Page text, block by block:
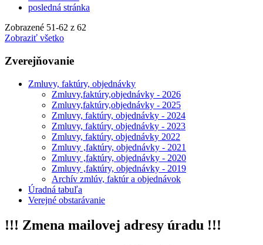
posledná stránka
Zobrazené 51-62 z 62
Zobraziť všetko
Zverejňovanie
Zmluvy, faktúry, objednávky
Zmluvy,faktúry,objednávky - 2026
Zmluvy,faktúry,objednávky - 2025
Zmluvy, faktúry, objednávky - 2024
Zmluvy, faktúry, objednávky - 2023
Zmluvy, faktúry, objednávky 2022
Zmluvy ,faktúry, objednávky - 2021
Zmluvy ,faktúry, objednávky - 2020
Zmluvy ,faktúry, objednávky - 2019
Archív zmlúv, faktúr a objednávok
Úradná tabuľa
Verejné obstarávanie
!!! Zmena mailovej adresy úradu !!!